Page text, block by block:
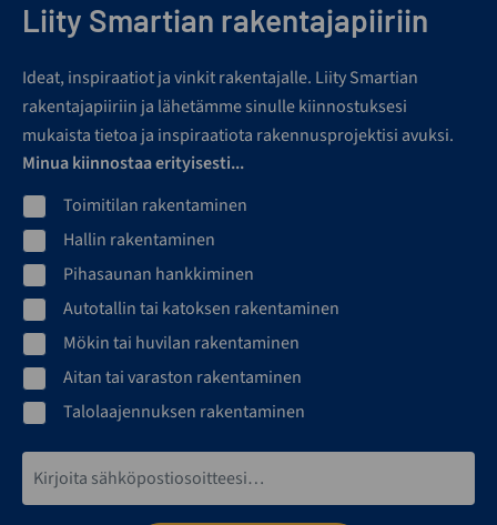
Liity Smartian rakentajapiiriin
Ideat, inspiraatiot ja vinkit rakentajalle. Liity Smartian
rakentajapiiriin ja lähetämme sinulle kiinnostuksesi
mukaista tietoa ja inspiraatiota rakennusprojektisi avuksi.
Minua kiinnostaa erityisesti...
Toimitilan rakentaminen
Hallin rakentaminen
Pihasaunan hankkiminen
Autotallin tai katoksen rakentaminen
Mökin tai huvilan rakentaminen
Aitan tai varaston rakentaminen
Talolaajennuksen rakentaminen